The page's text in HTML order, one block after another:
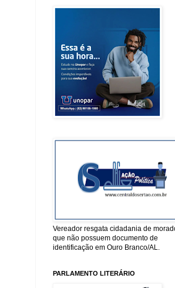
Vereador resgata cidadania de
que não possuem documento de
identificação em Ouro Branco/AL.
PARLAMENTO LITERÁRIO